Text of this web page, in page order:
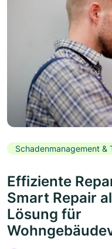
Schadenmanagement &
Effiziente
Smart Repair
Lösung für